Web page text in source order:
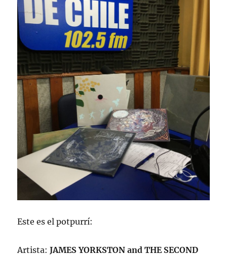
Este es el potpurrí:
Artista:JAMES YORKSTON and THE SECOND